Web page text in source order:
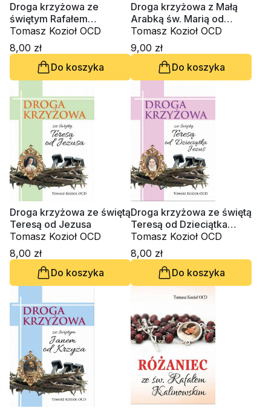
Droga krzyżowa ze
świętym Rafałem
Kalinowskim
Tomasz Kozioł OCD
8,00 zł
Do koszyka
Droga krzyżowa z Małą
Arabką św. Marią od
Jezusa Ukrzyżowanego
Tomasz Kozioł OCD
9,00 zł
Do koszyka
Droga krzyżowa ze świętą
Teresą od Jezusa
Tomasz Kozioł OCD
8,00 zł
Do koszyka
Droga krzyżowa ze świętą
Teresą od Dzieciątka
Jezus
Tomasz Kozioł OCD
8,00 zł
Do koszyka